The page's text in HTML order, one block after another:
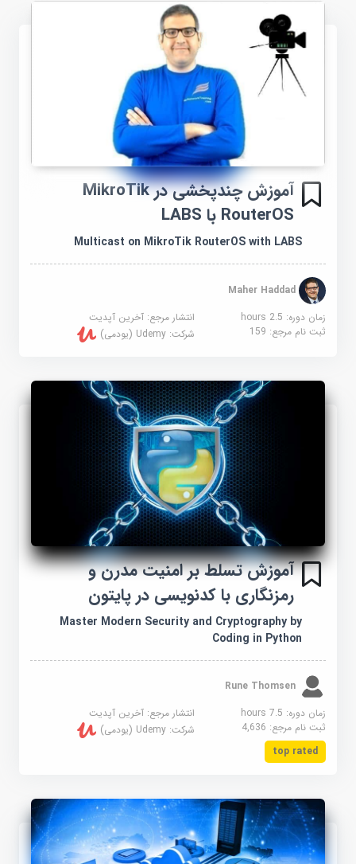
آموزش چندپخشی در MikroTik
RouterOS با LABS
Multicast on MikroTik RouterOS with LABS
Maher Haddad
زمان دوره: 2.5 hours
انتشار مرجع:آخرین آپدیت
ثبت نام مرجع:159 شرکت:Udemy (یودمی)
آموزش تسلط بر امنیت مدرن و
رمزنگاری با کدنویسی در پایتون
Master Modern Security and Cryptography by
Coding in Python
Rune Thomsen
زمان دوره: 7.5 hours
انتشار مرجع:آخرین آپدیت
ثبت نام مرجع:4,636 شرکت:Udemy (یودمی)
top rated